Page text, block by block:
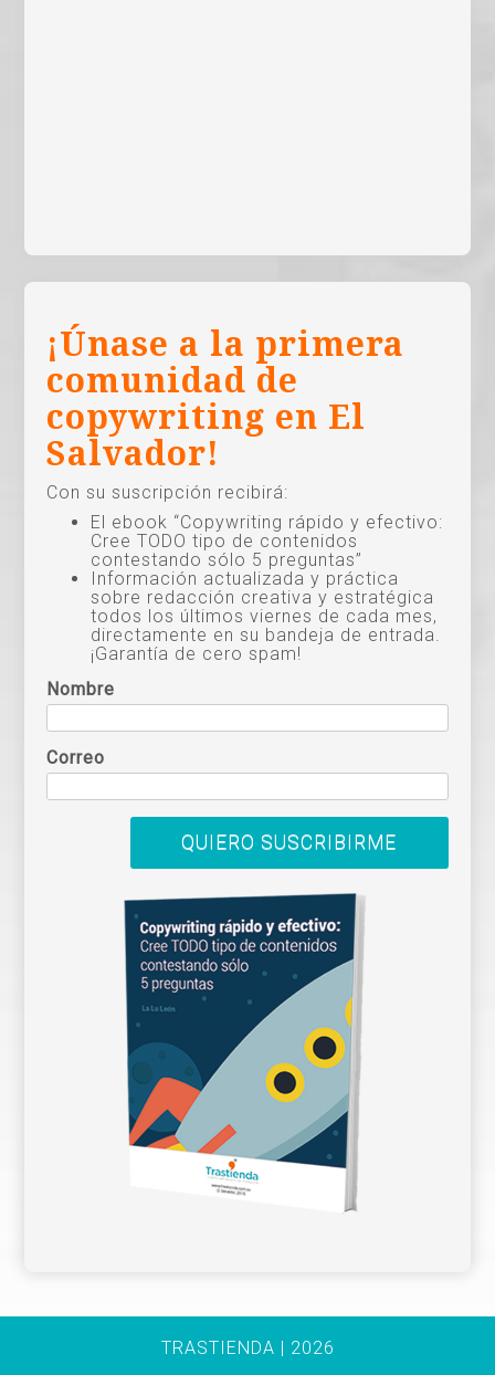
¡Únase a la primera
comunidad de
copywriting en El
Salvador!
Con su suscripción recibirá:
El ebook “Copywriting rápido y efectivo:
Cree TODO tipo de contenidos
contestando sólo 5 preguntas”
Información actualizada y práctica
sobre redacción creativa y estratégica
todos los últimos viernes de cada mes,
directamente en su bandeja de entrada.
¡Garantía de cero spam!
Nombre
Correo
TRASTIENDA | 2026